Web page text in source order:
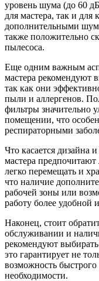
уровень шума (до 60
для мастера, так и
дополнительными
также положительно
пылесоса.
Еще одним важным
мастера рекомендуют
так как они
пыли и аллергенов.
фильтры значительно
помещении, что
респираторными
Что касается дизайна
мастера
легко перемещать и
что наличие
рабочей зоны или
работу более удобной
Наконец, стоит
обслуживании и
рекомендуют
это гарантирует не
возможность
необходимости.